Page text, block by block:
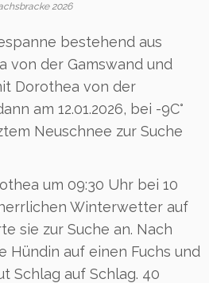
2026
bestehend aus
von der Gamswand und
Dorothea von der
am 12.01.2026, bei -9C°
Neuschnee zur Suche
um 09:30 Uhr bei 10
Winterwetter auf
sie zur Suche an. Nach
Hündin auf einen Fuchs und
Schlag auf Schlag. 40